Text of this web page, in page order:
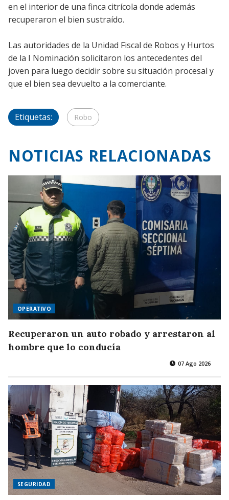
en el interior de una finca citrícola donde además
recuperaron el bien sustraído.
Las autoridades de la Unidad Fiscal de Robos y Hurtos
de la I Nominación solicitaron los antecedentes del
joven para luego decidir sobre su situación procesal y
que el bien sea devuelto a la comerciante.
Etiquetas: Robo
NOTICIAS RELACIONADAS
OPERATIVO
Recuperaron un auto robado y arrestaron al
hombre que lo conducía
07 Ago 2026
SEGURIDAD